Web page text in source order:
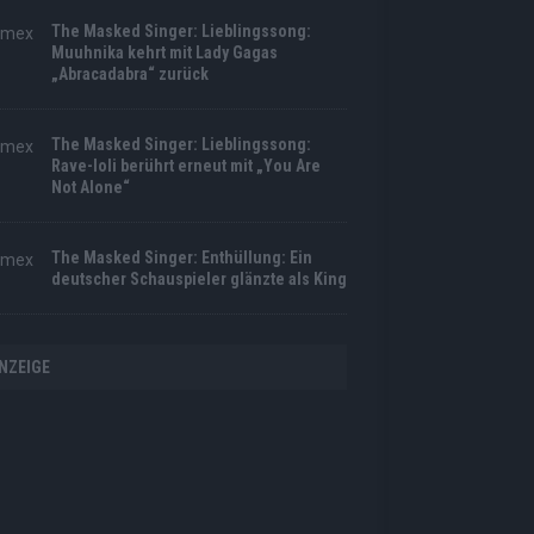
The Masked Singer: Lieblingssong:
Muuhnika kehrt mit Lady Gagas
„Abracadabra“ zurück
The Masked Singer: Lieblingssong:
Rave-Ioli berührt erneut mit „You Are
Not Alone“
The Masked Singer: Enthüllung: Ein
deutscher Schauspieler glänzte als King